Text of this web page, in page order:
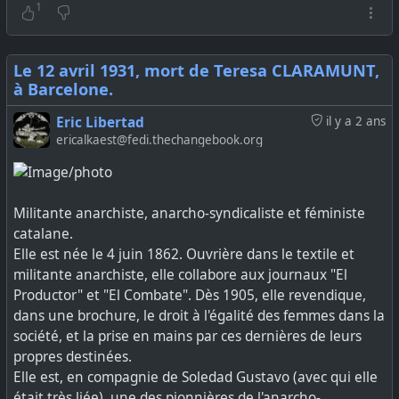
désactiver ce compte.
Signal utilise l'authentification par SMS. Si le verrouillage
d'un compte Signal est désactivé, un pirate capable
d'observer ou d'intercepter ses SMS peut recevoir un code
de vérification Signal et prendre immédiatement le
contrôle du compte. Si le verrouillage est activé, il peut
désenregistrer immédiatement l'appareil de l'utilisateur,
alors reprendre le contrôle du compte au bout de 7 jours
si l'utilisateur ne parvient pas à se réinscrire.
Une fois le compte piraté, l'attaquant reçoit tous les
messages destinés à sa cible, y compris les messages de
groupe, et peut envoyer des messages depuis son
compte. Les contacts constatent que leurs numéros de
sécurité ont changé, mais la plupart des gens ignorent
ces messages. Après tout, cela peut simplement indiquer
1
Le 12 avril 1931, mort de Teresa CLARAMUNT,
à Barcelone.
il y a 2 ans
Eric Libertad
ericalkaest@fedi.thechangebook.org
Militante anarchiste, anarcho-syndicaliste et féministe
catalane.
Elle est née le 4 juin 1862. Ouvrière dans le textile et
militante anarchiste, elle collabore aux journaux "El
Productor" et "El Combate". Dès 1905, elle revendique,
dans une brochure, le droit à l'égalité des femmes dans la
société, et la prise en mains par ces dernières de leurs
propres destinées.
Elle est, en compagnie de Soledad Gustavo (avec qui elle